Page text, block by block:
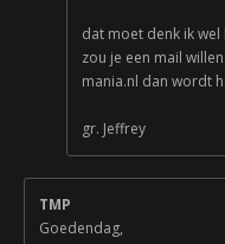
dat moet denk ik wel
zou je een mail
mania.nl dan wordt
gr. Jeffrey
TMP
Goedendag,